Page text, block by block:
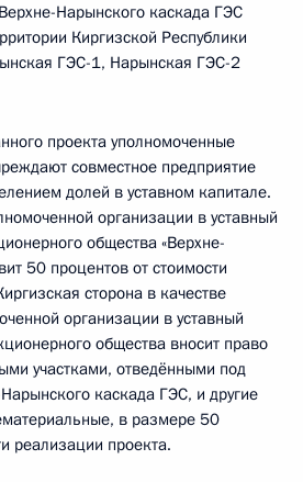
Нарынского каскада ГЭС
Киргизской Республики
ГЭС-1, Нарынская ГЭС-2
проекта уполномоченные
совместное предприятие
долей в уставном капитале.
организации в уставный
общества «Верхне-
50 процентов от стоимости
сторона в качестве
организации в уставный
общества вносит право
участками, отведёнными под
каскада ГЭС, и другие
в размере 50
реализации проекта.